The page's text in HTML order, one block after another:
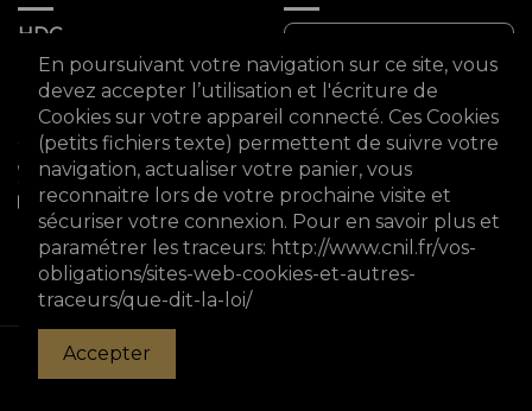
HDC
5 Rue Saint -marc
75002 PARIS
FRANCE
0980931588
hdc75002@gmail.com
Note moyenne :
4.8 ★★★★★
Voir les avis Google
© Copyright 2023 horizon des collectionneurs . All
En poursuivant votre navigation sur ce site, vous
devez accepter l’utilisation et l'écriture de
Cookies sur votre appareil connecté. Ces Cookies
(petits fichiers texte) permettent de suivre votre
navigation, actualiser votre panier, vous
reconnaitre lors de votre prochaine visite et
sécuriser votre connexion. Pour en savoir plus et
paramétrer les traceurs: http://www.cnil.fr/vos-
obligations/sites-web-cookies-et-autres-
traceurs/que-dit-la-loi/
Accepter